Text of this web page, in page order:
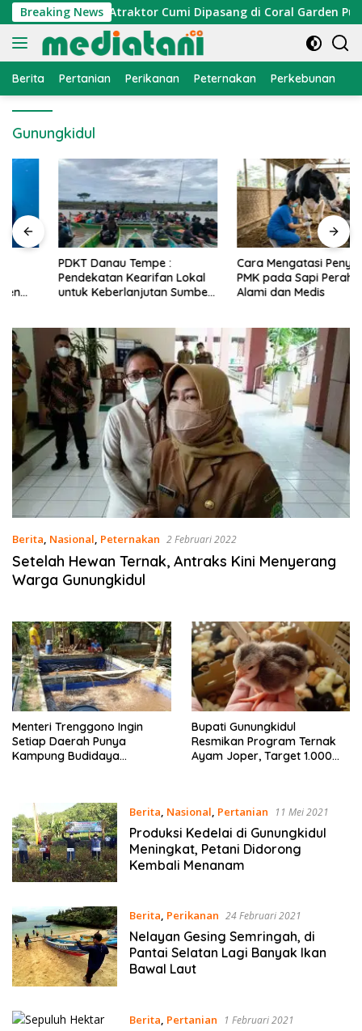
Langsung
ke
konten
Breaking News
Nelayan, Atraktor Cumi Dipasang di Coral Garden Pulau
Berita Pertanian Perikanan Peternakan Perkebunan
Gunungkidul
PDKT Danau Tempe :
Pendekatan Kearifan Lokal
untuk Keberlanjutan Sumber
Cara Mengatasi Penyakit
PMK pada Sapi Perah Secara
Alami dan Medis
Berita, Nasional, Peternakan 2 Februari 2022
Setelah Hewan Ternak, Antraks Kini Menyerang
Warga Gunungkidul
Menteri Trenggono Ingin
Setiap Daerah Punya
Kampung Budidaya
Bupati Gunungkidul
Resmikan Program Ternak
Ayam Joper, Target 1.000
Berita, Nasional, Pertanian 11 Mei 2021
Produksi Kedelai di Gunungkidul
Meningkat, Petani Didorong
Kembali Menanam
Berita, Perikanan 24 Februari 2021
Nelayan Gesing Semringah, di
Pantai Selatan Lagi Banyak Ikan
Bawal Laut
Berita, Pertanian 1 Februari 2021